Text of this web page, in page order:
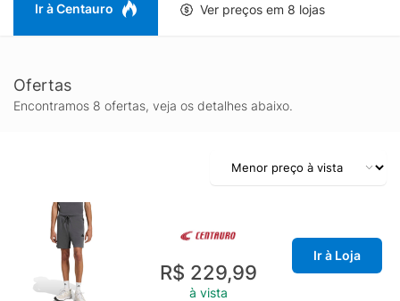
Ir à Centauro Ver preços em 8 lojas
Ofertas
Encontramos 8 ofertas, veja os detalhes abaixo.
R$ 229,99
à vista
Ir à Loja